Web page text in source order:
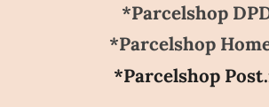
*Parcelshop
*Parcelshop
*Parcelshop